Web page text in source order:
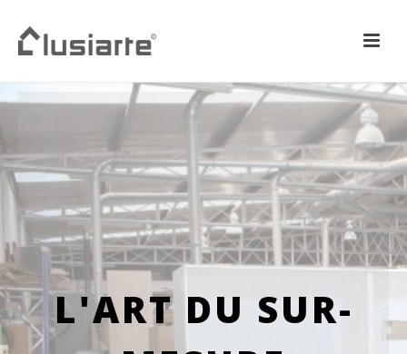
L'ART DU SUR-